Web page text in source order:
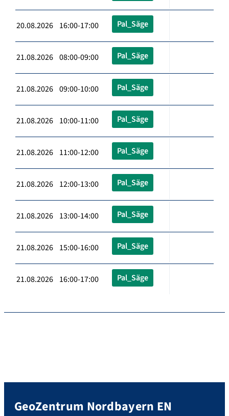
20.08.2026 16:00-17:00 Pal_Säge
21.08.2026 08:00-09:00 Pal_Säge
21.08.2026 09:00-10:00 Pal_Säge
21.08.2026 10:00-11:00 Pal_Säge
21.08.2026 11:00-12:00 Pal_Säge
21.08.2026 12:00-13:00 Pal_Säge
21.08.2026 13:00-14:00 Pal_Säge
21.08.2026 15:00-16:00 Pal_Säge
21.08.2026 16:00-17:00 Pal_Säge
GeoZentrum Nordbayern EN